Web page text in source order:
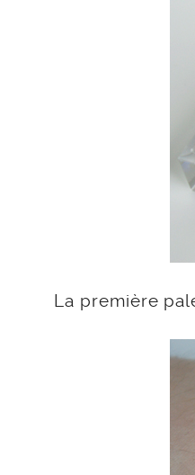
La première